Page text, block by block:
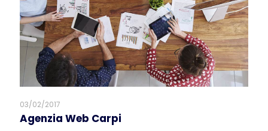
03/02/2017
Agenzia Web Carpi